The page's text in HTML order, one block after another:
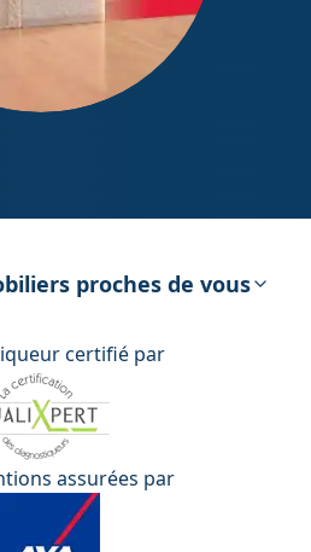
énergétiqueproches de vous
certifié par
assurées par